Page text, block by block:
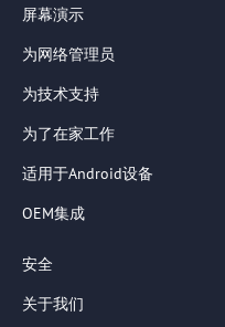
屏幕演示
为网络管理员
为技术支持
为了在家工作
适用于Android设备
OEM集成
安全
关于我们